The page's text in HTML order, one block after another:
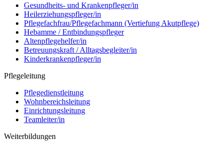
Gesundheits- und Krankenpfleger/in
Heilerziehungspfleger/in
Pflegefachfrau/Pflegefachmann (Vertiefung Akutpflege)
Hebamme / Entbindungspfleger
Altenpflegehelfer/in
Betreuungskraft / Alltagsbegleiter/in
Kinderkrankenpfleger/in
Pflegeleitung
Pflegedienstleitung
Wohnbereichsleitung
Einrichtungsleitung
Teamleiter/in
Weiterbildungen